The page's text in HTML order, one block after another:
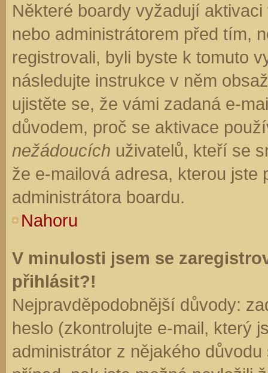
Některé boardy vyžadují
nebo administrátorem před tím,
registrovali, byli byste k tomuto
následujte instrukce v něm
ujistěte se, že vámi zadaná e-
důvodem, proč se aktivace
nežádoucích uživatelů, kteří se
že e-mailová adresa, kterou jste
administrátora boardu.
Nahoru
V minulosti jsem se
přihlásit?!
Nejpravděpodobnější důvody:
heslo (zkontrolujte e-mail, který
administrátor z nějakého